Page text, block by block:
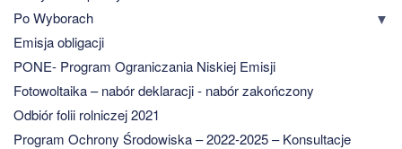
Po Wyborach
Emisja obligacji
PONE- Program Ograniczania Niskiej Emisji
Fotowoltaika – nabór deklaracji - nabór zakończony
Odbiór folii rolniczej 2021
Program Ochrony Środowiska – 2022-2025 – Konsultacje